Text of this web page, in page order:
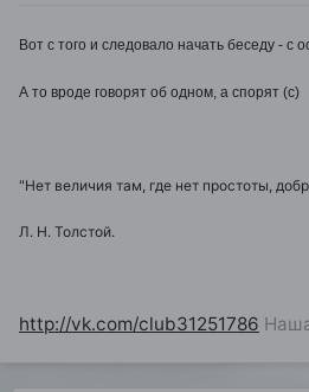
Вот с того и следовало начать беседу - с
А то вроде говорят об одном, а спорят (с)
"Нет величия там, где нет простоты,
Л. Н. Толстой.
http://vk.com/club31251786